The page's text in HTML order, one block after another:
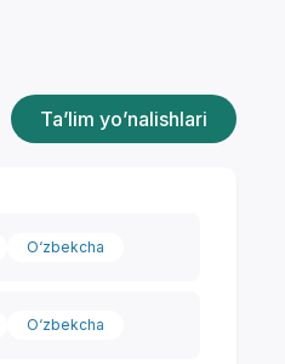
Ta’lim yo’nalishlari
O‘zbekcha
O‘zbekcha